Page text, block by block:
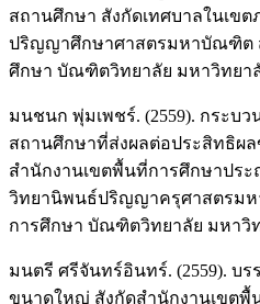
สถานศึกษา สังกัดเทศบาลในเข
ปริญญาศึกษาศาสตรมหาบัณฑิต
ศึกษา บัณฑิตวิทยาลัย มหาวิทยา
มนชนก พุ่มเพชร์. (2559). กระบ
สถานศึกษาที่ส่งผลต่อประสิทธิผ
สำนักงานเขตพื้นที่การศึกษาปร
วิทยานิพนธ์ปริญญาครุศาสตรม
การศึกษา บัณฑิตวิทยาลัย มหาวิ
มนตรี ศรีจันทร์อินทร์. (2559). บร
ขนาดใหญ่ สังกัดสำนักงานเขตพื้